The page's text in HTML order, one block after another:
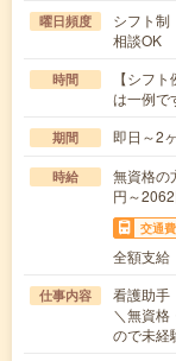
曜日頻度
シフト制
相談OK
時間
【シフ
は一例
期間 即日～2
時給
無資格の
円～
交通費
全額支給
仕事内容
看護助手
＼無資格
ので未